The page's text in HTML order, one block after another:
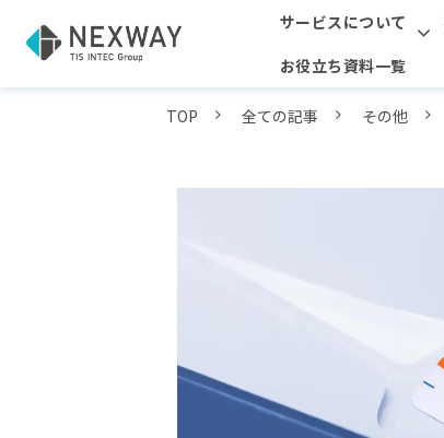
サービスについて
お役立ち資料一覧
TOP 全ての記事 その他